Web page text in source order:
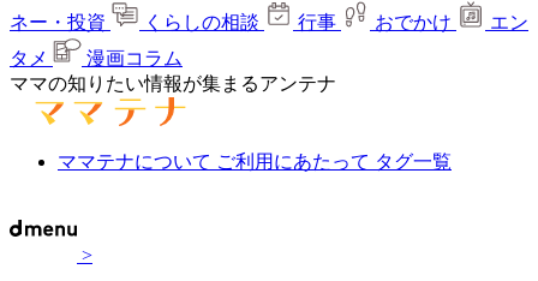
ネー・投資
くらしの相談 行事 おでかけ
エン
タメ
漫画コラム
ママの知りたい情報が集まるアンテナ
ママテナについて ご利用にあたって タグ一覧
>